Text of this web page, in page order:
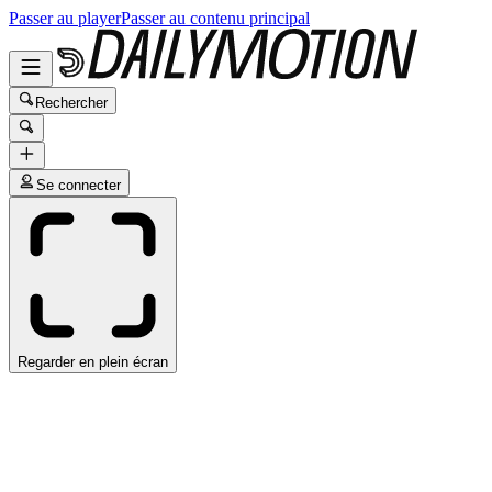
Passer au playerPasser au contenu principal
Rechercher
Se connecter
Regarder en plein écran